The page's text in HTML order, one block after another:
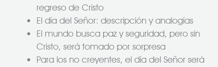
regreso de Cristo
El día del Señor: descripción y analogías
El mundo busca paz y seguridad, pero sin
Cristo, será tomado por sorpresa
Para los no creyentes, el día del Señor será